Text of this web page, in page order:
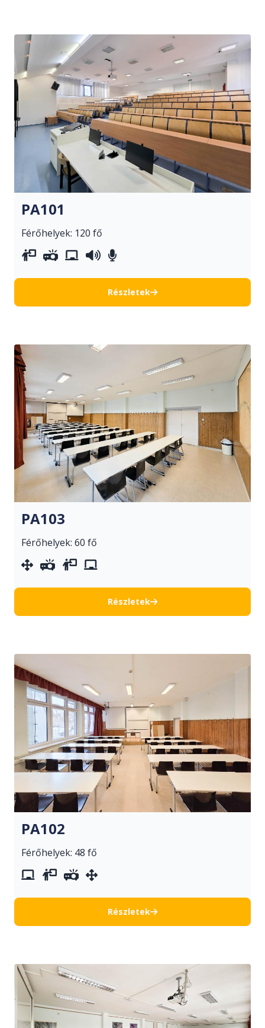
PA101
Férőhelyek: 120 fő
vetítővászon
projektorwhiteboardhangosítás
Részletek
PA103
Férőhelyek: 60 fő
mozgatható berendezés
projektorvetítővászon
Részletek
PA102
Férőhelyek: 48 fő
whiteboard
vetítővászon
projektor
Részletek